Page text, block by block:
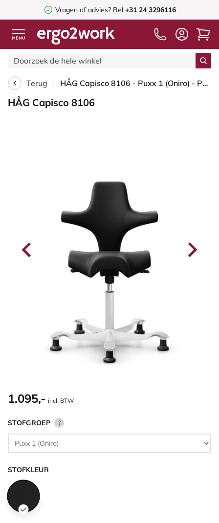
Vragen of advies? Bel +31 24 3296116
Terug HÅG Capisco 8106 - Puxx 1 (Oniro) - Polyurethaan Kunstleer - PU215816 - Black - Framekleur - Wit - Gasveer - 150 mm (Zithoogte 40-55cm) - Vloercontact - Glijdoppen - Voetenring - Nee, geen voetenring - Voetster - Nee, voetster in framekleur
HÅG Capisco 8106
1.095,- incl. BTW
STOFGROEP ?
STOFKLEUR